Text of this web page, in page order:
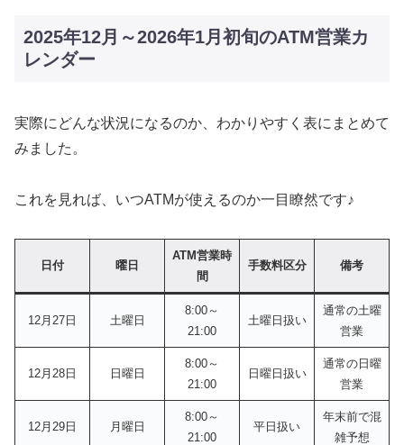
2025年12月～2026年1月初旬のATM営業カ
レンダー
実際にどんな状況になるのか、わかりやすく表にまとめて
みました。
これを見れば、いつATMが使えるのか一目瞭然です♪
日付 曜日
ATM営業時
間
手数料区分 備考
12月27日 土曜日
8:00～
21:00
土曜日扱い
通常の土曜
営業
12月28日 日曜日
8:00～
21:00
日曜日扱い
通常の日曜
営業
12月29日 月曜日
8:00～
21:00
平日扱い
年末前で混
雑予想